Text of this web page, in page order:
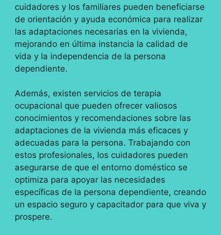
cuidadores y los familiares pueden beneficiarse
de orientación y ayuda económica para realizar
las adaptaciones necesarias en la vivienda,
mejorando en última instancia la calidad de
vida y la independencia de la persona
dependiente.
Además, existen servicios de terapia
ocupacional que pueden ofrecer valiosos
conocimientos y recomendaciones sobre las
adaptaciones de la vivienda más eficaces y
adecuadas para la persona. Trabajando con
estos profesionales, los cuidadores pueden
asegurarse de que el entorno doméstico se
optimiza para apoyar las necesidades
específicas de la persona dependiente, creando
un espacio seguro y capacitador para que viva y
prospere.